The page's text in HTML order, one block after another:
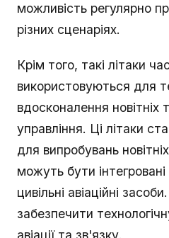
можливість регулярно
різних сценаріях.
Крім того, такі літаки
використовуються для
вдосконалення новітніх
управління. Ці літаки
для випробувань
можуть бути інтегровані
цивільні авіаційні
забезпечити
авіації та зв'язку.